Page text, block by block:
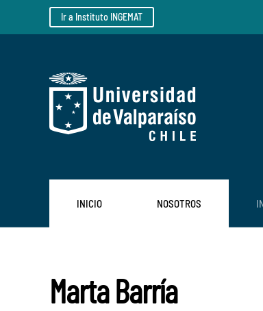
Skip to main content
Ir a Instituto INGEMAT
INICIO NOSOTROS
Marta Barría